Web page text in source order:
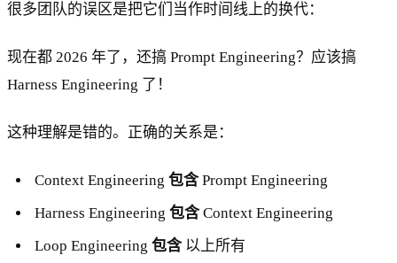
很多团队的误区是把它们当作时间线上的换代：
现在都 2026 年了，还搞 Prompt Engineering？应该搞
Harness Engineering 了！
这种理解是错的。正确的关系是：
Context Engineering包含Prompt Engineering
Harness Engineering包含Context Engineering
Loop Engineering包含以上所有